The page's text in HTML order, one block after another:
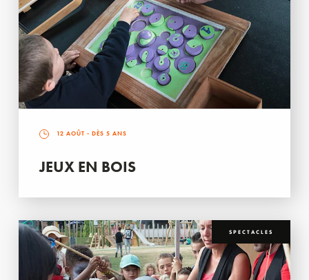
12 AOÛT - DÈS 5 ANS
JEUX EN BOIS
SPECTACLES